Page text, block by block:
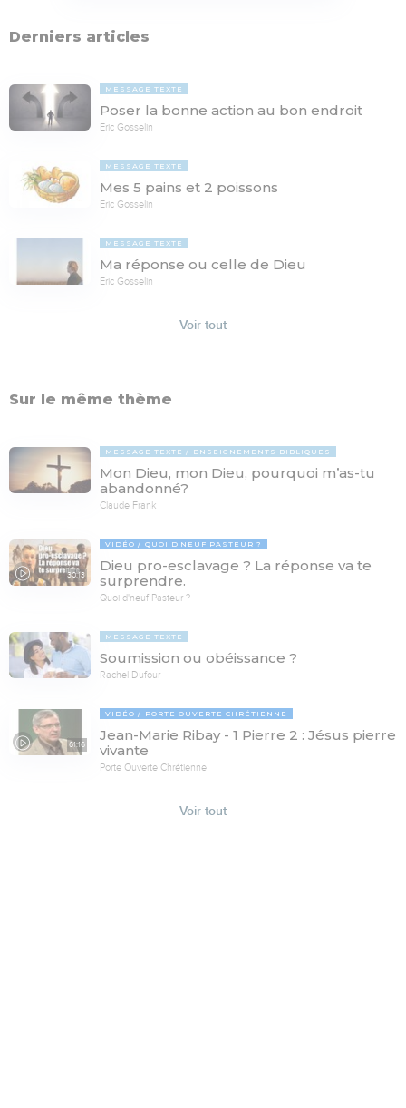
Derniers articles
MESSAGE TEXTE
Poser la bonne action au bon endroit
Eric Gosselin
MESSAGE TEXTE
Mes 5 pains et 2 poissons
Eric Gosselin
MESSAGE TEXTE
Ma réponse ou celle de Dieu
Eric Gosselin
Voir tout
Sur le même thème
MESSAGE TEXTE ENSEIGNEMENTS BIBLIQUES
Mon Dieu, mon Dieu, pourquoi m’as-tu
abandonné?
Claude Frank
30:13
VIDÉO QUOI D'NEUF PASTEUR ?
Dieu pro-esclavage ? La réponse va te
surprendre.
Quoi d'neuf Pasteur ?
MESSAGE TEXTE
Soumission ou obéissance ?
Rachel Dufour
61:16
VIDÉO PORTE OUVERTE CHRÉTIENNE
Jean-Marie Ribay - 1 Pierre 2 : Jésus pierre
vivante
Porte Ouverte Chrétienne
Voir tout